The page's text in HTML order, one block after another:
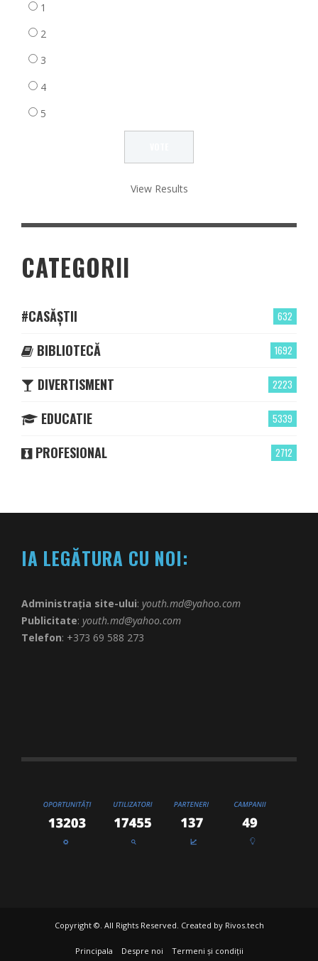
1
2
3
4
5
View Results
CATEGORII
632
#CASĂȘTII
1692
BIBLIOTECĂ
2223
DIVERTISMENT
5339
EDUCATIE
2712
PROFESIONAL
IA LEGĂTURA CU NOI:
Administrația site-ului: youth.md@yahoo.com
Publicitate: youth.md@yahoo.com
Telefon: +373 69 588 273
Copyright ©. All Rights Reserved. Created by Rivos.tech
Principala Despre noi Termeni și condiții